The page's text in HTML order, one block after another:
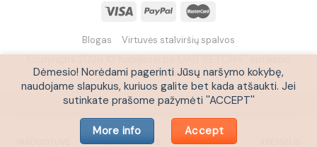
Blogas Virtuvės stalviršių spalvos
Copyright 2026 © Kopijuoti be UAB''KETORA'' sutikimo
draudžiama
IŠPARDAVIMAS PASKYRA
Dėmesio! Norėdami pagerinti Jūsų naršymo kokybę,
naudojame slapukus, kuriuos galite bet kada atšaukti. Jei
sutinkate prašome pažymėti ''ACCEPT''
More info Accept